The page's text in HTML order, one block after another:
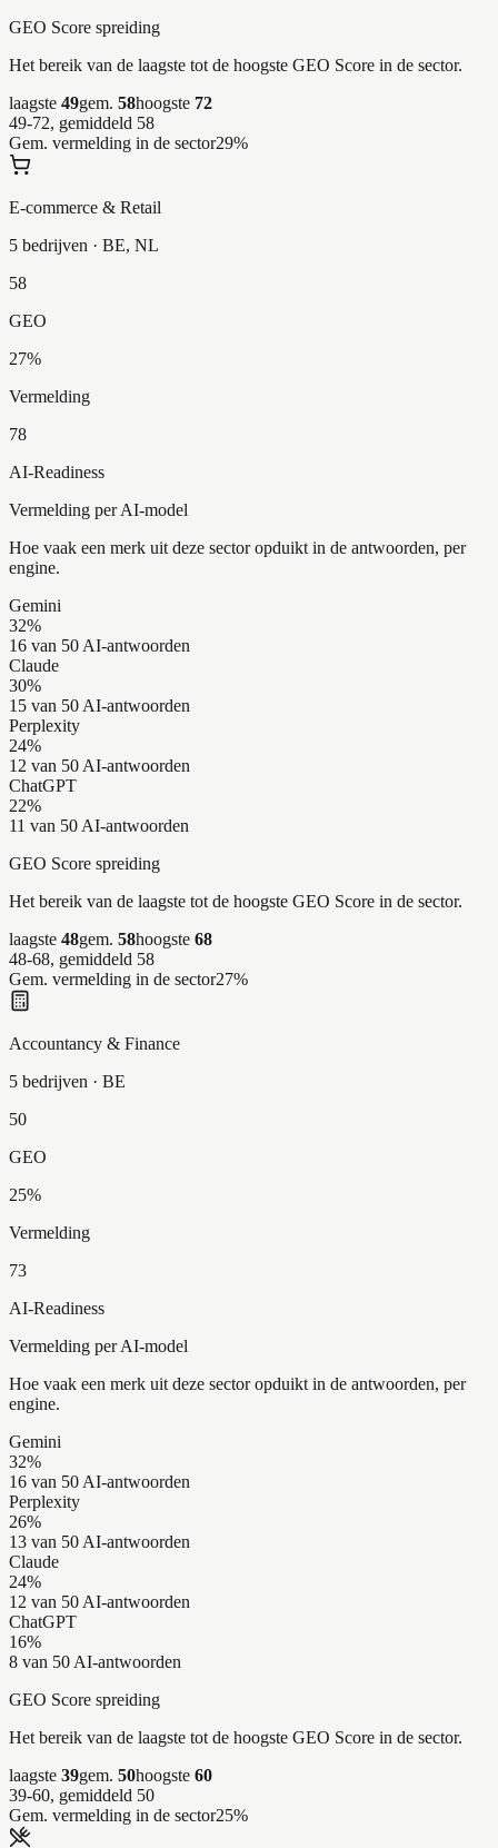
GEO Score spreiding
Het bereik van de laagste tot de hoogste GEO Score in de sector.
laagste 49gem. 58hoogste 72
49-72, gemiddeld 58
Gem. vermelding in de sector29%
E-commerce & Retail
5 bedrijven · BE, NL
58
GEO
27%
Vermelding
78
AI-Readiness
Vermelding per AI-model
Hoe vaak een merk uit deze sector opduikt in de antwoorden, per
engine.
Gemini
32%
16 van 50 AI-antwoorden
Claude
30%
15 van 50 AI-antwoorden
Perplexity
24%
12 van 50 AI-antwoorden
ChatGPT
22%
11 van 50 AI-antwoorden
GEO Score spreiding
Het bereik van de laagste tot de hoogste GEO Score in de sector.
laagste 48gem. 58hoogste 68
48-68, gemiddeld 58
Gem. vermelding in de sector27%
Accountancy & Finance
5 bedrijven · BE
50
GEO
25%
Vermelding
73
AI-Readiness
Vermelding per AI-model
Hoe vaak een merk uit deze sector opduikt in de antwoorden, per
engine.
Gemini
32%
16 van 50 AI-antwoorden
Perplexity
26%
13 van 50 AI-antwoorden
Claude
24%
12 van 50 AI-antwoorden
ChatGPT
16%
8 van 50 AI-antwoorden
GEO Score spreiding
Het bereik van de laagste tot de hoogste GEO Score in de sector.
laagste 39gem. 50hoogste 60
39-60, gemiddeld 50
Gem. vermelding in de sector25%